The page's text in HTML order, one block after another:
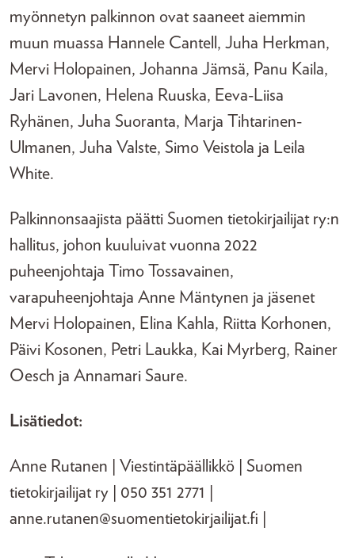
myönnetyn palkinnon ovat saaneet aiemmin
muun muassa Hannele Cantell, Juha Herkman,
Mervi Holopainen, Johanna Jämsä, Panu Kaila,
Jari Lavonen, Helena Ruuska, Eeva-Liisa
Ryhänen, Juha Suoranta, Marja Tihtarinen-
Ulmanen, Juha Valste, Simo Veistola ja Leila
White.
Palkinnonsaajista päätti Suomen tietokirjailijat ry:n
hallitus, johon kuuluivat vuonna 2022
puheenjohtaja Timo Tossavainen,
varapuheenjohtaja Anne Mäntynen ja jäsenet
Mervi Holopainen, Elina Kahla, Riitta Korhonen,
Päivi Kosonen, Petri Laukka, Kai Myrberg, Rainer
Oesch ja Annamari Saure.
Lisätiedot:
Anne Rutanen | Viestintäpäällikkö | Suomen
tietokirjailijat ry | 050 351 2771 |
anne.rutanen@suomentietokirjailijat.fi |